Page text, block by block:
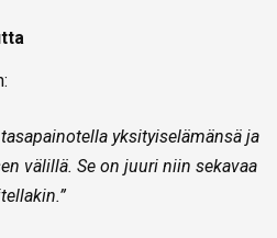
yksityiselämänsä ja
välillä. Se on juuri niin sekavaa